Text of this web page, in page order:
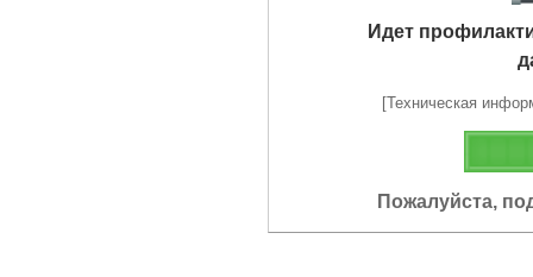
Идет
[Техническая
Пожалуйста,